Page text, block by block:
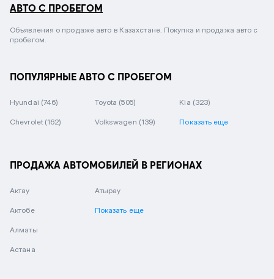
АВТО С ПРОБЕГОМ
Объявления о продаже авто в Казахстане. Покупка и продажа авто с
пробегом.
ПОПУЛЯРНЫЕ АВТО С ПРОБЕГОМ
Hyundai (746) Toyota (505) Kia (323)
Chevrolet (162) Volkswagen (139) Показать еще
ПРОДАЖА АВТОМОБИЛЕЙ В РЕГИОНАХ
Актау
Актобе
Алматы
Астана
Атырау
Показать еще